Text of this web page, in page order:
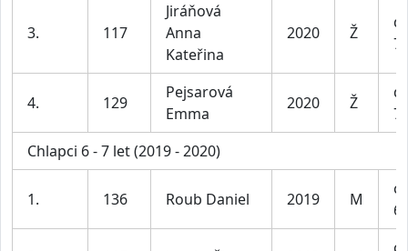
3. 117
Jiráňová
Anna
Kateřina
2020 Ž
7
4. 129
Pejsarová
Emma
2020 Ž
7
Chlapci 6 - 7 let (2019 - 2020)
1. 136 Roub Daniel 2019 M